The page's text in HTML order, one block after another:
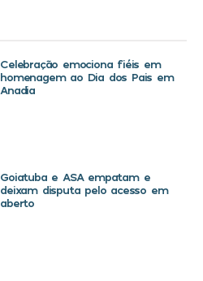
Celebração emociona fiéis em
homenagem ao Dia dos Pais em
Anadia
Goiatuba e ASA empatam e
deixam disputa pelo acesso em
aberto